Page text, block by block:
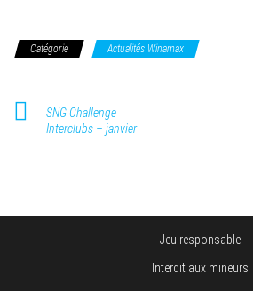
Catégorie Actualités Winamax
SNG Challenge
Interclubs – janvier
Jeu responsable
Interdit aux mineurs